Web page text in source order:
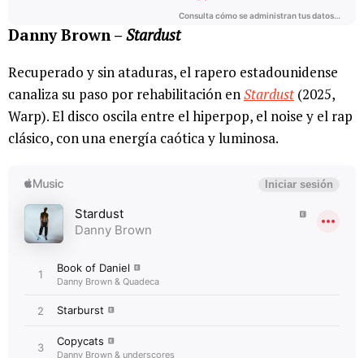
Danny Brown – Stardust
Recuperado y sin ataduras, el rapero estadounidense
canaliza su paso por rehabilitación enStardust (2025,
Warp). El disco oscila entre el hiperpop, el noise y el rap
clásico, con una energía caótica y luminosa.